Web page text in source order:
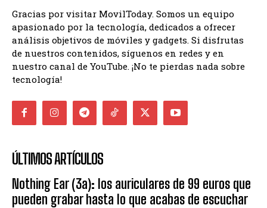
Gracias por visitar MovilToday. Somos un equipo
apasionado por la tecnología, dedicados a ofrecer
análisis objetivos de móviles y gadgets. Si disfrutas
de nuestros contenidos, síguenos en redes y en
nuestro canal de YouTube. ¡No te pierdas nada sobre
tecnología!
ÚLTIMOS ARTÍCULOS
Nothing Ear (3a): los auriculares de 99 euros que
pueden grabar hasta lo que acabas de escuchar